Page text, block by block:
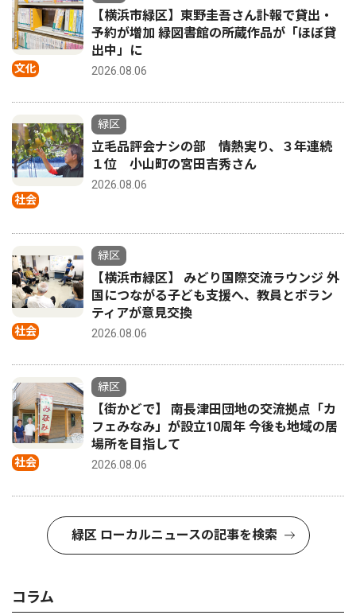
文化
【横浜市緑区】東野圭吾さん訃報で貸出・
予約が増加 緑図書館の所蔵作品が「ほぼ貸
出中」に
2026.08.06
社会
緑区
立毛品評会ナシの部 情熱実り、３年連続
１位 小山町の宮田吉秀さん
2026.08.06
社会
緑区
【横浜市緑区】 みどり国際交流ラウンジ 外
国につながる子ども支援へ、教員とボラン
ティアが意見交換
2026.08.06
社会
緑区
【街かどで】 南長津田団地の交流拠点「カ
フェみなみ」が設立10周年 今後も地域の居
場所を目指して
2026.08.06
緑区 ローカルニュースの記事を検索
コラム